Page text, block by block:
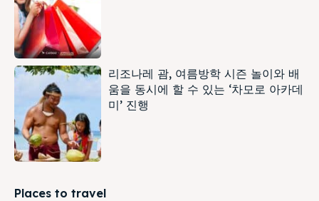
리조나레 괌, 여름방학 시즌 놀이와 배
움을 동시에 할 수 있는 ‘차모로 아카데
미’ 진행
Places to travel